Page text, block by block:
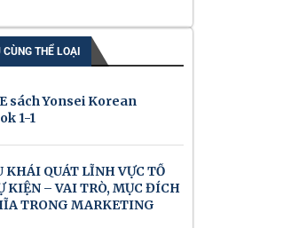
THỂ LOẠI
sách Yonsei Korean
1-1
KHÁI QUÁT LĨNH VỰC TỔ
KIỆN – VAI TRÒ, MỤC ĐÍCH
TRONG MARKETING